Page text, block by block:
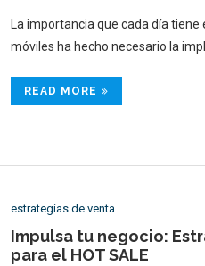
La importancia que cada día
móviles ha hecho necesario la
READ MORE
estrategias de venta
Impulsa tu negocio:
para el HOT SALE